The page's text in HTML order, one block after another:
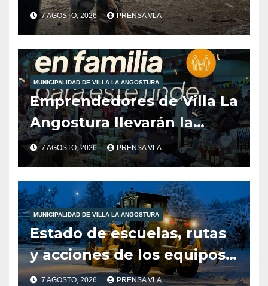
municipales ante las
condiciones climáticas.
7 AGOSTO, 2026 PRENSA VLA
MUNICIPALIDAD DE VILLA LA ANGOSTURA
Emprendedores de Villa La
Angostura llevarán la
producción local a Tienda
de Sabores.
7 AGOSTO, 2026 PRENSA VLA
MUNICIPALIDAD DE VILLA LA ANGOSTURA
Estado de escuelas, rutas
y acciones de los equipos
municipales – Villa La
7 AGOSTO, 2026 PRENSA VLA